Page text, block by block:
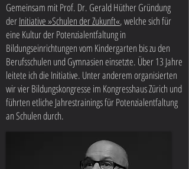
Gemeinsam mit Prof. Dr. Gerald Hüther Gründung
derInitiative »Schulen der Zukunft«, welche sich für
eine Kultur der Potenzialentfaltung in
Bildungseinrichtungen vom Kindergarten bis zu den
Berufsschulen und Gymnasien einsetzte. Über 13 Jahre
leitete ich die Initiative. Unter anderem organisierten
wir vier Bildungskongresse im Kongresshaus Zürich und
führten etliche Jahrestrainings für Potenzialentfaltung
an Schulen durch.